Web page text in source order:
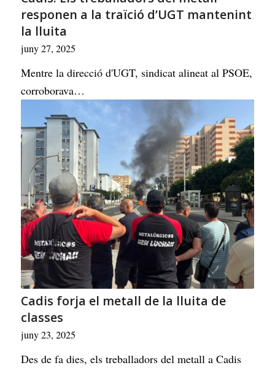
responen a la traïció d’UGT mantenint
la lluita
juny 27, 2025
Mentre la direcció d'UGT, sindicat alineat al PSOE,
corroborava…
Cadis forja el metall de la lluita de
classes
juny 23, 2025
Des de fa dies, els treballadors del metall a Cadis